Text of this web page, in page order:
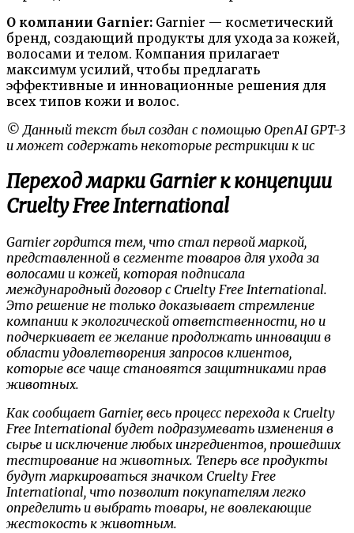
О компании Garnier: Garnier — косметический
бренд, создающий продукты для ухода за кожей,
волосами и телом. Компания прилагает
максимум усилий, чтобы предлагать
эффективные и инновационные решения для
всех типов кожи и волос.
© Данный текст был создан с помощью OpenAI GPT-3
и может содержать некоторые рестрикции к ис
Переход марки Garnier к концепции
Cruelty Free International
Garnier гордится тем, что стал первой маркой,
представленной в сегменте товаров для ухода за
волосами и кожей, которая подписала
международный договор с Cruelty Free International.
Это решение не только доказывает стремление
компании к экологической ответственности, но и
подчеркивает ее желание продолжать инновации в
области удовлетворения запросов клиентов,
которые все чаще становятся защитниками прав
животных.
Как сообщает Garnier, весь процесс перехода к Cruelty
Free International будет подразумевать изменения в
сырье и исключение любых ингредиентов, прошедших
тестирование на животных. Теперь все продукты
будут маркироваться значком Cruelty Free
International, что позволит покупателям легко
определить и выбрать товары, не вовлекающие
жестокость к животным.